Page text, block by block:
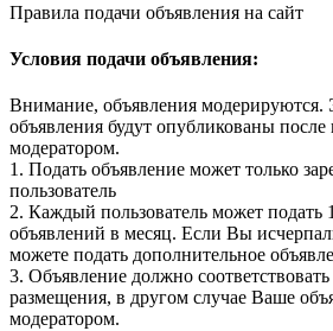
Правила подачи объявления на сайт
Условия подачи объявления:
Внимание, объявления модерируются.
объявления будут опубликованы после
модератором.
1. Подать объявление может только
пользователь
2. Каждый пользователь может подать
объявлений в месяц. Если Вы
можете подать дополнительное
3. Объявление должно
размещения, в другом случае Ваше
модератором.